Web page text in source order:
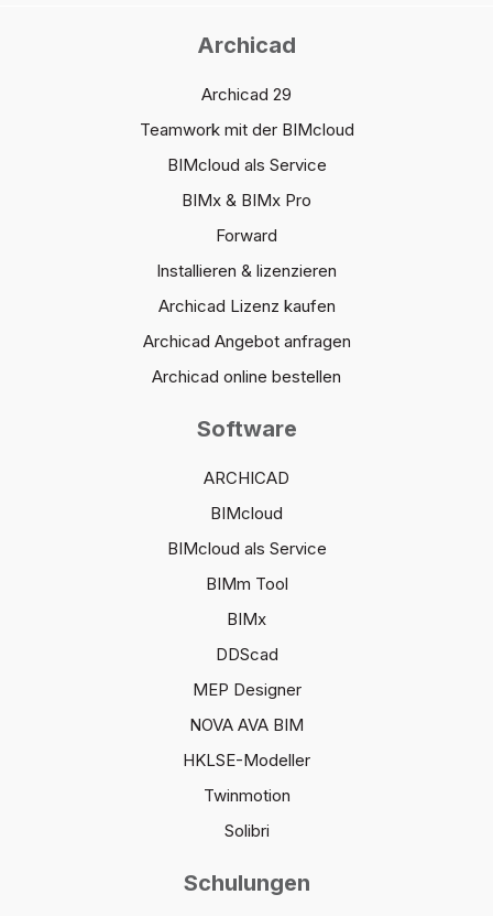
Archicad
Archicad 29
Teamwork mit der BIMcloud
BIMcloud als Service
BIMx & BIMx Pro
Forward
Installieren & lizenzieren
Archicad Lizenz kaufen
Archicad Angebot anfragen
Archicad online bestellen
Software
ARCHICAD
BIMcloud
BIMcloud als Service
BIMm Tool
BIMx
DDScad
MEP Designer
NOVA AVA BIM
HKLSE-Modeller
Twinmotion
Solibri
Schulungen